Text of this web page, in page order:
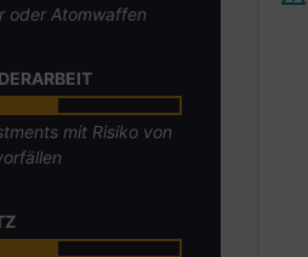
oder Atomwaffen
mit Risiko von